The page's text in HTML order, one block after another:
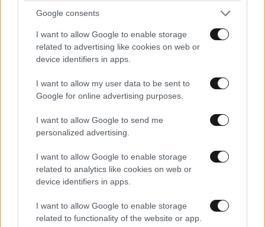
Google consents
I want to allow Google to enable storage
related to advertising like cookies on web or
device identifiers in apps.
I want to allow my user data to be sent to
Google for online advertising purposes.
I want to allow Google to send me
personalized advertising.
I want to allow Google to enable storage
related to analytics like cookies on web or
device identifiers in apps.
I want to allow Google to enable storage
related to functionality of the website or app.
Εισαγγελική έρευνα για αιχμάλωτες και
κακοποιημένες χελώνες στη Θεσσαλονίκη